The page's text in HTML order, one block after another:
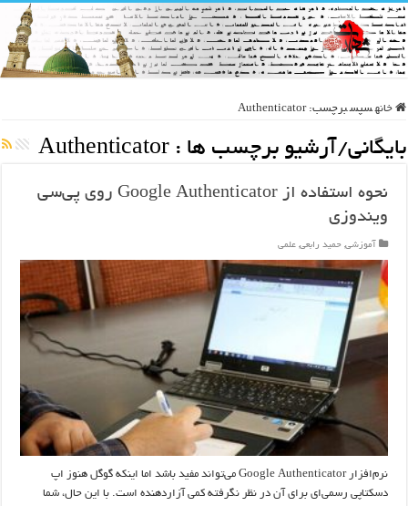
خانه سپس برچسب:Authenticator
بایگانی/آرشیو برچسب ها : Authenticator
نحوه استفاده از Google Authenticator روی پی‌سی
ویندوزی
آموزشی, حمید رابعی, علمی
نرم‌افزار Google Authenticator می‌تواند مفید باشد اما اینکه گوگل هنوز اپ
دسکتاپی رسمی‌ای برای آن در نظر نگرفته کمی آزاردهنده است. با این حال، شما